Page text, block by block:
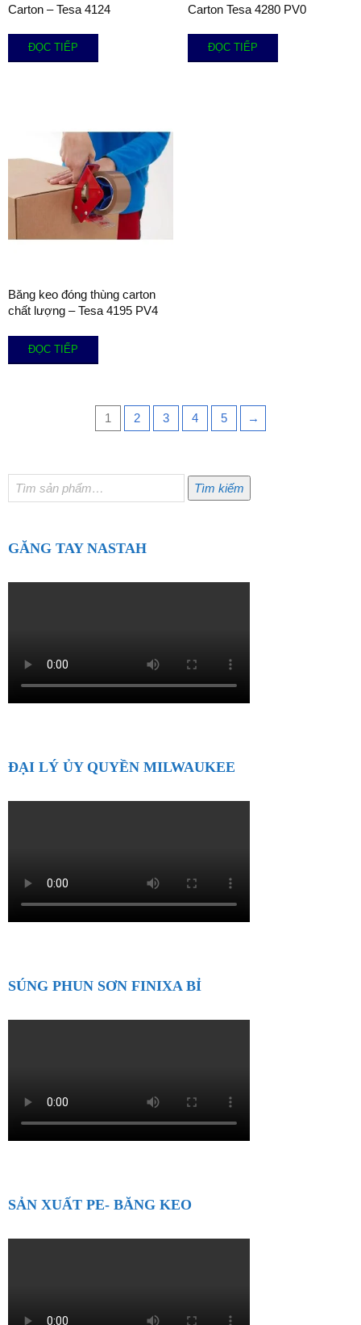
Carton – Tesa 4124
ĐỌC TIẾP
Carton Tesa 4280 PV0
ĐỌC TIẾP
Băng keo đóng thùng carton
chất lượng – Tesa 4195 PV4
ĐỌC TIẾP
1 2 3 4 5 →
Tìm
kiếm:
Tìm kiếm
GĂNG TAY NASTAH
ĐẠI LÝ ỦY QUYỀN MILWAUKEE
SÚNG PHUN SƠN FINIXA BỈ
SẢN XUẤT PE- BĂNG KEO